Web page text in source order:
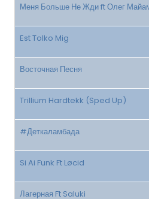
Меня Больше Не Жди ft Олег
Est Tolko Mig
Восточная Песня
Trillium Hardtekk (Sped Up)
#Деткаламбада
Si Ai Funk Ft Løcid
Лагерная Ft Saluki